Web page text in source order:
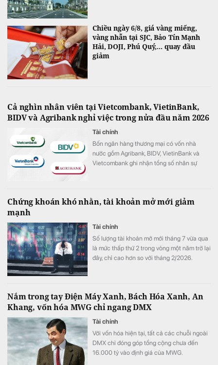
Chiều ngày 6/8, giá vàng miếng,
vàng nhẫn tại SJC, Bảo Tín Mạnh
Hải, DOJI, Phú Quý,... quay đầu
giảm
Cả nghìn nhân viên tại Vietcombank, VietinBank,
BIDV và Agribank nghỉ việc trong nửa đầu năm 2026
Tài chính
Bốn ngân hàng thương mại có vốn nhà
nước gồm Agribank, BIDV, VietinBank và
Vietcombank ghi nhận tổng số nhân sự
Chứng khoán khó nhằn, tài khoản mở mới giảm
mạnh
Tài chính
Số lượng tài khoản mở mới tháng 7 vừa qua
là mức thấp thứ 2 trong vòng một năm trở lại
đây, chỉ cao hơn so với tháng 2/2026.
Nắm trong tay Điện Máy Xanh, Bách Hóa Xanh, An
Khang, vốn hóa MWG chỉ ngang DMX
Tài chính
Với vốn hóa hiện tại, tất cả các chuỗi ngoài
DMX chỉ đóng góp tổng cộng chưa đến
16.000 tỷ vào định giá của MWG.